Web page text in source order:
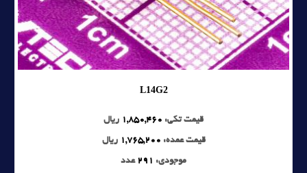
L14G2
قیمت تکی: 1,850,460 ریال
قیمت عمده: 1,765,200 ریال
موجودی: 291 عدد